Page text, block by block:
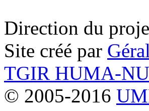
Direction du
Site créé par
TGIR HUMA-
© 2005-2016